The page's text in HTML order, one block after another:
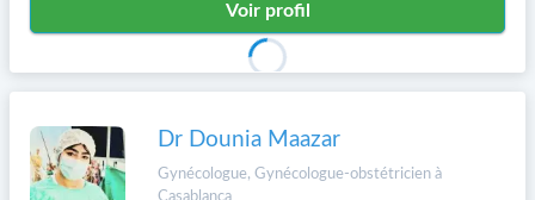
Voir profil
Dr Dounia Maazar
Gynécologue, Gynécologue-obstétricien à